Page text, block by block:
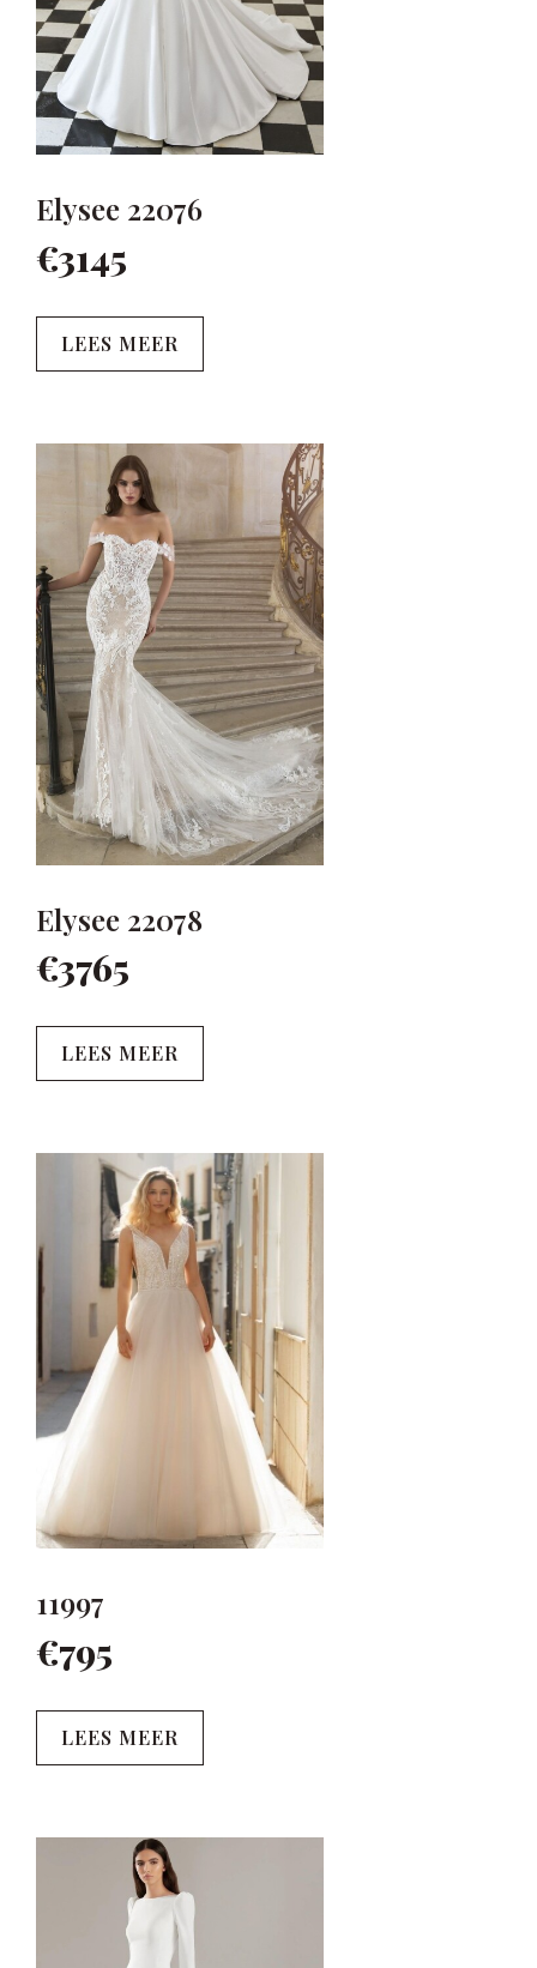
Elysee 22076
€3145
LEES MEER
Elysee 22078
€3765
LEES MEER
11997
€795
LEES MEER